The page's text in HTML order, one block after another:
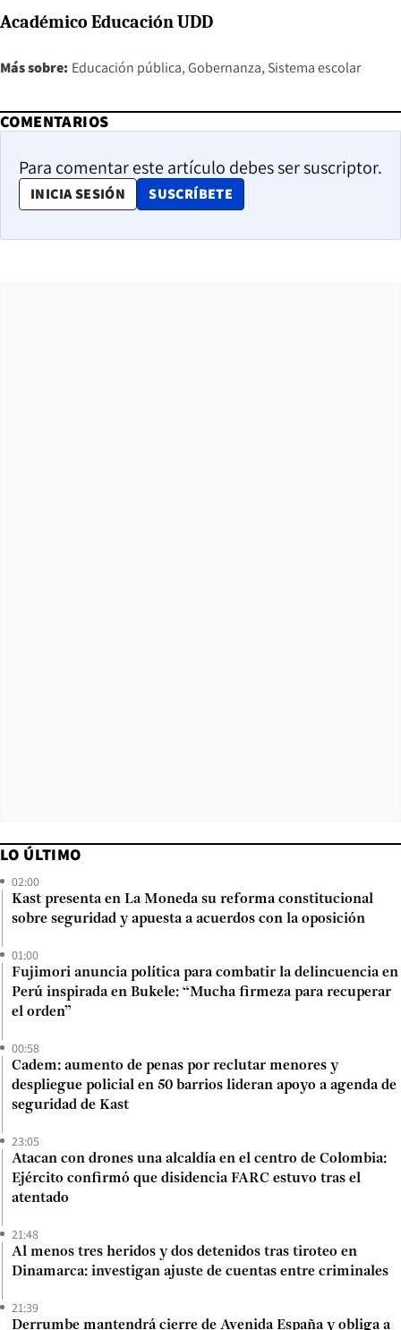
Académico Educación UDD
Más sobre: Educación pública Gobernanza Sistema escolar
COMENTARIOS
Para comentar este artículo debes ser suscriptor.
INICIA SESIÓN SUSCRÍBETE
OPENS IN NEW WINDOW
LO ÚLTIMO
02:00
Kast presenta en La Moneda su reforma constitucional
sobre seguridad y apuesta a acuerdos con la oposición
01:00
Fujimori anuncia política para combatir la delincuencia en
Perú inspirada en Bukele: “Mucha firmeza para recuperar
el orden”
00:58
Cadem: aumento de penas por reclutar menores y
despliegue policial en 50 barrios lideran apoyo a agenda de
seguridad de Kast
23:05
Atacan con drones una alcaldía en el centro de Colombia:
Ejército confirmó que disidencia FARC estuvo tras el
atentado
21:48
Al menos tres heridos y dos detenidos tras tiroteo en
Dinamarca: investigan ajuste de cuentas entre criminales
21:39
Derrumbe mantendrá cierre de Avenida España y obliga a